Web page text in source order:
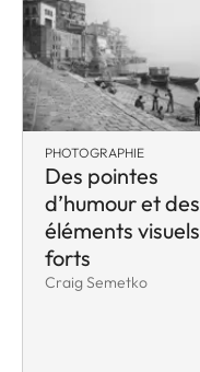
PHOTOGRAPHIE
Des pointes
d’humour et des
éléments visuels
forts
Craig Semetko